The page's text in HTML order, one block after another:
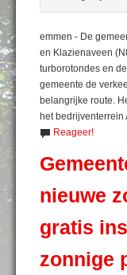
emmen - De
en Klazienaveen
turborotondes en
gemeente de
belangrijke route.
het bedrijventerrein
Reageer!
nieuwe
gratis
zonnige